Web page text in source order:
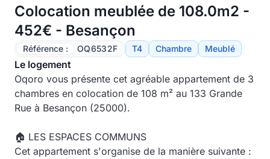
Colocation meublée de 108.0m2 -
452€ - Besançon
Référence : OQ6532F T4 Chambre Meublé
Le logement
Oqoro vous présente cet agréable appartement de 3
chambres en colocation de 108 m² au 133 Grande
Rue à Besançon (25000).
🏠 LES ESPACES COMMUNS
Cet appartement s'organise de la manière suivante :